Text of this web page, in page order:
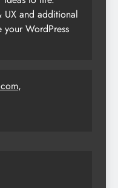
UX and additional
your WordPress
,